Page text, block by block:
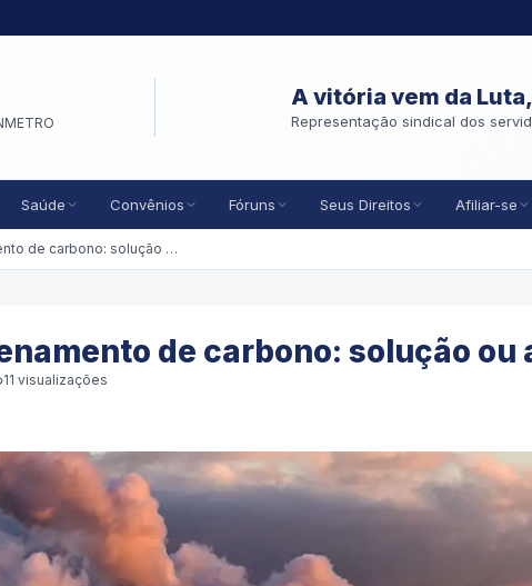
A vitória vem da
Representação sindical dos
Saúde Convênios Fóruns Seus Direitos Afiliar-se
Captura e armazenamento de carbono: solução ou ardil?
de carbono: solução ou
11 visualizações